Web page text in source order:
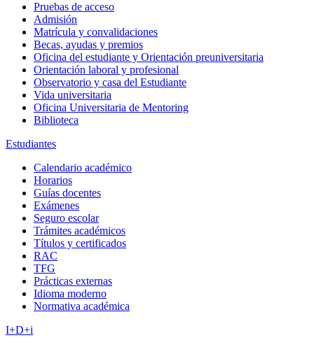
Pruebas de acceso
Admisión
Matrícula y convalidaciones
Becas, ayudas y premios
Oficina del estudiante y Orientación preuniversitaria
Orientación laboral y profesional
Observatorio y casa del Estudiante
Vida universitaria
Oficina Universitaria de Mentoring
Biblioteca
Estudiantes
Calendario académico
Horarios
Guías docentes
Exámenes
Seguro escolar
Trámites académicos
Títulos y certificados
RAC
TFG
Prácticas externas
Idioma moderno
Normativa académica
I+D+i